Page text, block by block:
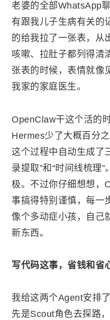
老婆的全部WhatsApp
有跟我儿子生病有关的
的给我拉了一张表，从
咳嗽、拉肚子都列得清
张表的时候，表情就像
我家的家庭医生。
OpenClaw干这个活的
Hermes少了大概百分
这个过程中自动生成了
录提取”和“时间线梳理
极。不过你仔细想想，
事搞得特别谨慎，每一
像个多动症小孩，自己
新东西。
写代码这事，省钱和省
我给这两个Agent安排
先是Scout角色去探路